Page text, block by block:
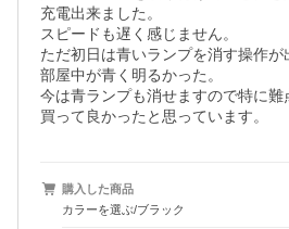
充電出来ました。
スピードも遅く感じません。
ただ初日は青いランプを消す操作が
部屋中が青く明るかった。
今は青ランプも消せますので特に難
買って良かったと思っています。
購入した商品
カラーを選ぶ/ブラック